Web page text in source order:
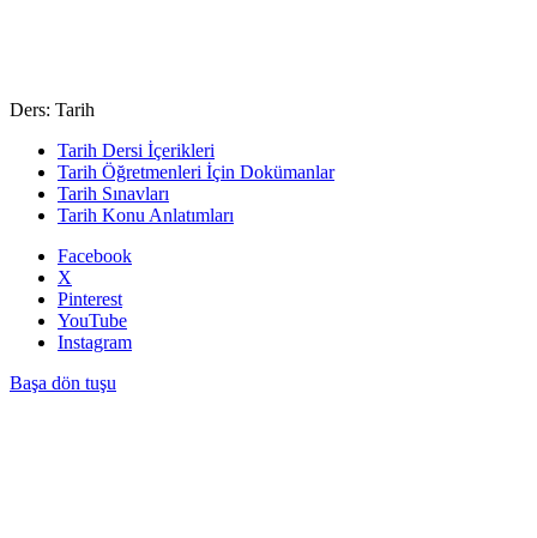
Ders: Tarih
Tarih Dersi İçerikleri
Tarih Öğretmenleri İçin Dokümanlar
Tarih Sınavları
Tarih Konu Anlatımları
Facebook
X
Pinterest
YouTube
Instagram
Başa dön tuşu